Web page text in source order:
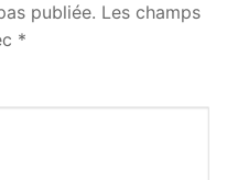
publiée. Les champs
*